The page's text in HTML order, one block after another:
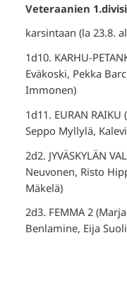
Veteraanien
karsintaan (la 23.8.
1d10. KARHU-
Eväkoski, Pekka
Immonen)
1d11. EURAN
Seppo Myllylä,
2d2. JYVÄSKYLÄN
Neuvonen, Risto
Mäkelä)
2d3. FEMMA 2
Benlamine, Eija